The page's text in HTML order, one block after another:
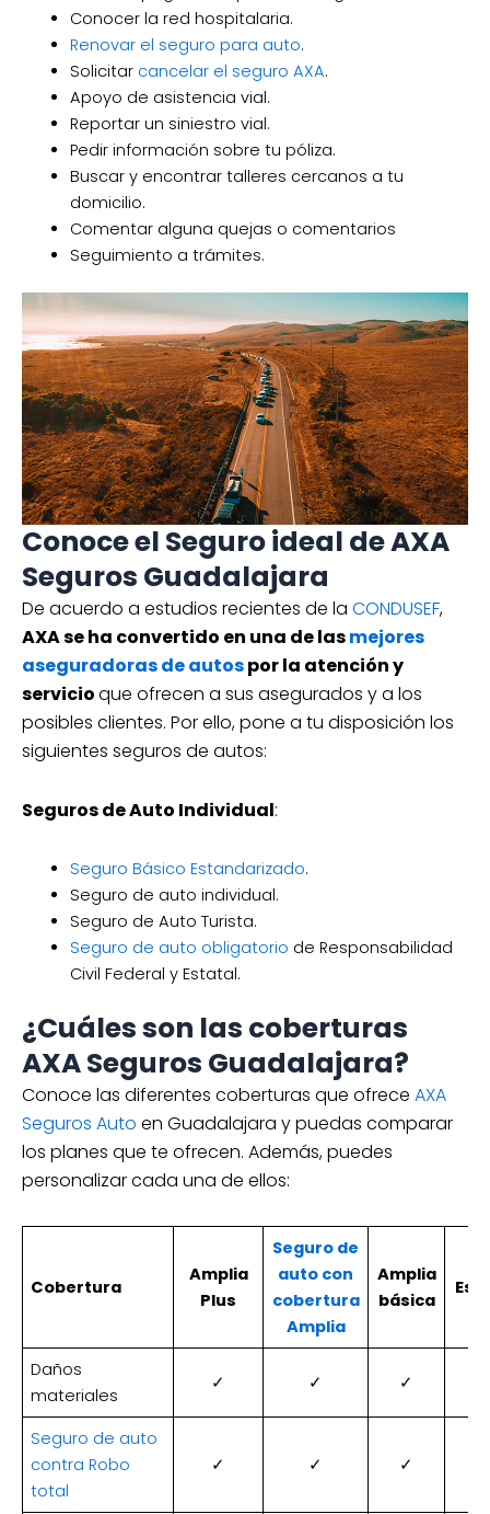
Conocer la red hospitalaria.
Renovar el seguro para auto.
Solicitar cancelar el seguro AXA.
Apoyo de asistencia vial.
Reportar un siniestro vial.
Pedir información sobre tu póliza.
Buscar y encontrar talleres cercanos a tu
domicilio.
Comentar alguna quejas o comentarios
Seguimiento a trámites.
Conoce el Seguro ideal de AXA
Seguros Guadalajara
De acuerdo a estudios recientes de la CONDUSEF,
AXA se ha convertido en una de lasmejores
aseguradoras de autospor la atención y
servicioque ofrecen a sus asegurados y a los
posibles clientes. Por ello, pone a tu disposición los
siguientes seguros de autos:
Seguros de Auto Individual:
Seguro Básico Estandarizado.
Seguro de auto individual.
Seguro de Auto Turista.
Seguro de auto obligatorio de Responsabilidad
Civil Federal y Estatal.
¿Cuáles son las coberturas
AXA Seguros Guadalajara?
Conoce las diferentes coberturas que ofrece AXA
Seguros Auto en Guadalajara y puedas comparar
los planes que te ofrecen. Además, puedes
personalizar cada una de ellos:
Cobertura
Amplia
Plus
Seguro de
auto con
cobertura
Amplia
Amplia
básica
Daños
materiales
✓ ✓ ✓
Seguro de auto
contra Robo
total
✓ ✓ ✓